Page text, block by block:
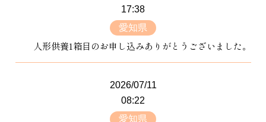
17:38
愛知県
人形供養1箱目のお申し込みありがとうございました。
2026/07/11
08:22
愛知県